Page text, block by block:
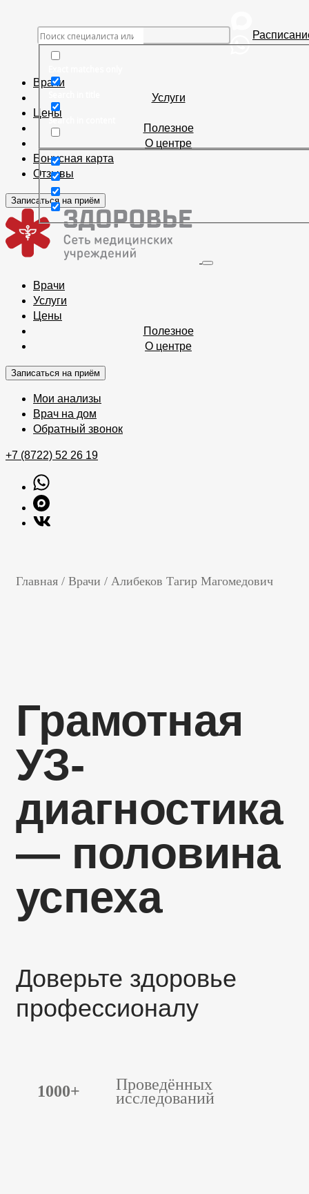
Search in content
Врачи
Услуги
Цены
Полезное
О центре
Бонусная карта
Отзывы
Записаться на приём
Врачи
Услуги
Цены
Полезное
О центре
Записаться на приём
Мои анализы
Врач на дом
Обратный звонок
+7 (8722) 52 26 19
Главная / Врачи / Алибеков Тагир Магомедович
Грамотная
УЗ-
диагностика
— половина
успеха
Доверьте здоровье
профессионалу
1000+ Проведённых
исследований